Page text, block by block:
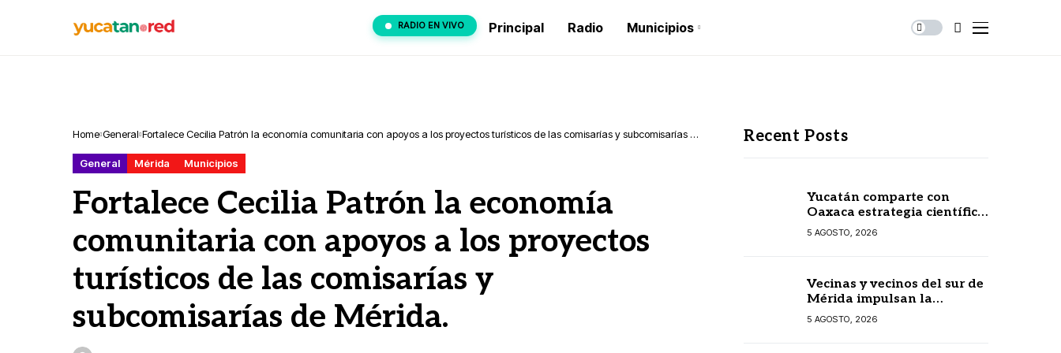
RADIO EN VIVO Principal Radio Municipios
Home General Fortalece Cecilia Patrón la economía comunitaria con apoyos a los proyectos turísticos de las comisarías y subcomisarías de
General
Mérida Municipios
Fortalece Cecilia Patrón la economía
comunitaria con apoyos a los proyectos
turísticos de las comisarías y
subcomisarías de Mérida.
Recent Posts
Yucatán comparte con
Oaxaca estrategia científica
para prevenir
enfermedades transmitidas
5 AGOSTO, 2026
Vecinas y vecinos del sur de
Mérida impulsan la
recuperación de espacios
comunitarios
5 AGOSTO, 2026